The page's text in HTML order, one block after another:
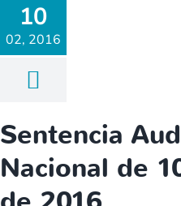
10
02, 2016
Sentencia
Nacional de